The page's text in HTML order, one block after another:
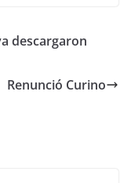
descargaron
Renunció Curino